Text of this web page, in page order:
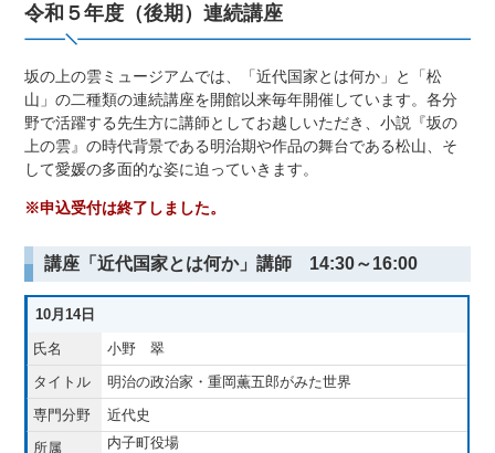
令和５年度（後期）連続講座
坂の上の雲ミュージアムでは、「近代国家とは何か」と「松
山」の二種類の連続講座を開館以来毎年開催しています。各分
野で活躍する先生方に講師としてお越しいただき、小説『坂の
上の雲』の時代背景である明治期や作品の舞台である松山、そ
して愛媛の多面的な姿に迫っていきます。
※申込受付は終了しました。
講座「近代国家とは何か」講師 14:30～16:00
10月14日
小野 翠
明治の政治家・重岡薫五郎がみた世界
近代史
内子町役場